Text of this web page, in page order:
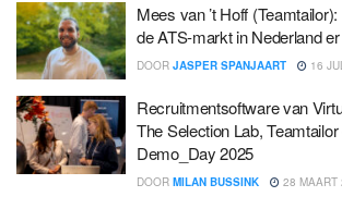
Mees van ’t Hoff
de ATS-markt in Nederland er
DOOR JASPER SPANJAART 16
Recruitmentsoftware van
The Selection Lab,
Demo_Day 2025
DOOR MILAN BUSSINK 28 MAART